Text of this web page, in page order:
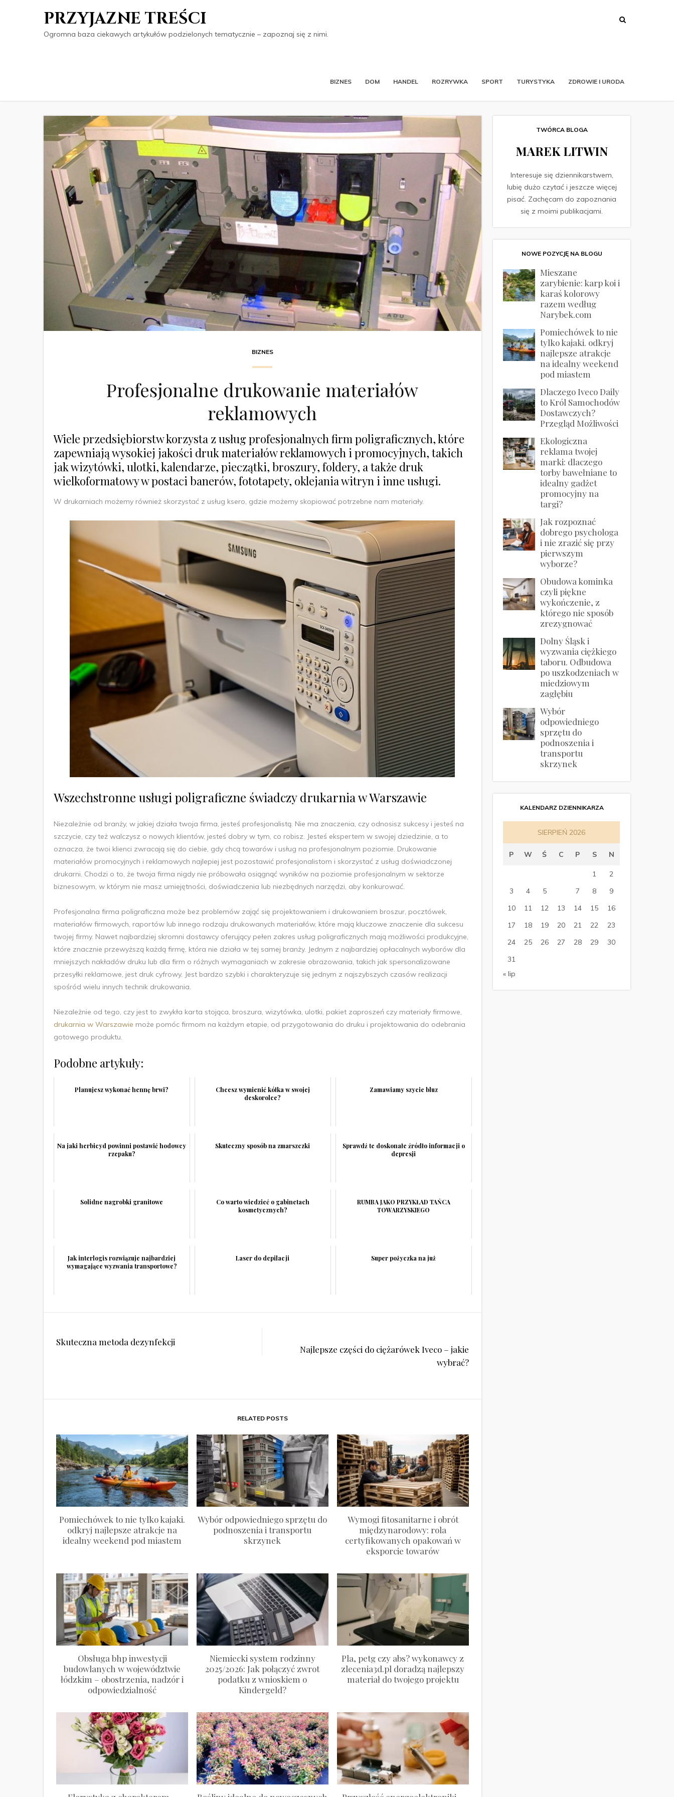
PRZYJAZNE TREŚCI
Ogromna baza ciekawych artykułów podzielonych tematycznie – zapoznaj się z nimi.
BIZNES DOM HANDEL ROZRYWKA SPORT TURYSTYKA ZDROWIE I URODA
BIZNES
Profesjonalne drukowanie materiałów
reklamowych
Wiele przedsiębiorstw korzysta z usług profesjonalnych firm poligraficznych, które
zapewniają wysokiej jakości druk materiałów reklamowych i promocyjnych, takich
jak wizytówki, ulotki, kalendarze, pieczątki, broszury, foldery, a także druk
wielkoformatowy w postaci banerów, fototapety, oklejania witryn i inne usługi.
W drukarniach możemy również skorzystać z usług ksero, gdzie możemy skopiować potrzebne nam materiały.
Wszechstronne usługi poligraficzne świadczy drukarnia w Warszawie
Niezależnie od branży, w jakiej działa twoja firma, jesteś profesjonalistą. Nie ma znaczenia, czy odnosisz sukcesy i jesteś na
szczycie, czy też walczysz o nowych klientów, jesteś dobry w tym, co robisz. Jesteś ekspertem w swojej dziedzinie, a to
oznacza, że twoi klienci zwracają się do ciebie, gdy chcą towarów i usług na profesjonalnym poziomie. Drukowanie
materiałów promocyjnych i reklamowych najlepiej jest pozostawić profesjonalistom i skorzystać z usług doświadczonej
drukarni. Chodzi o to, że twoja firma nigdy nie próbowała osiągnąć wyników na poziomie profesjonalnym w sektorze
biznesowym, w którym nie masz umiejętności, doświadczenia lub niezbędnych narzędzi, aby konkurować.
Profesjonalna firma poligraficzna może bez problemów zająć się projektowaniem i drukowaniem broszur, pocztówek,
materiałów firmowych, raportów lub innego rodzaju drukowanych materiałów, które mają kluczowe znaczenie dla sukcesu
twojej firmy. Nawet najbardziej skromni dostawcy oferujący pełen zakres usług poligraficznych mają możliwości produkcyjne,
które znacznie przewyższą każdą firmę, która nie działa w tej samej branży. Jednym z najbardziej opłacalnych wyborów dla
mniejszych nakładów druku lub dla firm o różnych wymaganiach w zakresie obrazowania, takich jak spersonalizowane
przesyłki reklamowe, jest druk cyfrowy. Jest bardzo szybki i charakteryzuje się jednym z najszybszych czasów realizacji
spośród wielu innych technik drukowania.
Niezależnie od tego, czy jest to zwykła karta stojąca, broszura, wizytówka, ulotki, pakiet zaproszeń czy materiały firmowe,
drukarnia w Warszawie może pomóc firmom na każdym etapie, od przygotowania do druku i projektowania do odebrania
gotowego produktu.
Podobne artykuły:
Planujesz wykonać hennę brwi?
Chcesz wymienić kółka w swojej
deskorolce?
Zamawiamy szycie bluz
Na jaki herbicyd powinni postawić hodowcy
rzepaku?
Skuteczny sposób na zmarszczki
Sprawdź te doskonałe źródło informacji o
depresji
Solidne nagrobki granitowe
Co warto wiedzieć o gabinetach
kosmetycznych?
RUMBA JAKO PRZYKŁAD TAŃCA
TOWARZYSKIEGO
Jak interlogis rozwiązuje najbardziej
wymagające wyzwania transportowe?
Laser do depilacji Super pożyczka na już
Nawigacja
wpisu
Skuteczna metoda dezynfekcji
Najlepsze części do ciężarówek Iveco – jakie
wybrać?
RELATED POSTS
Pomiechówek to nie tylko kajaki.
odkryj najlepsze atrakcje na
idealny weekend pod miastem
Wybór odpowiedniego sprzętu do
podnoszenia i transportu
skrzynek
Wymogi fitosanitarne i obrót
międzynarodowy: rola
certyfikowanych opakowań w
eksporcie towarów
Obsługa bhp inwestycji
budowlanych w województwie
łódzkim – obostrzenia, nadzór i
odpowiedzialność
Niemiecki system rodzinny
2025/2026: Jak połączyć zwrot
podatku z wnioskiem o
Kindergeld?
Pla, petg czy abs? wykonawcy z
zlecenia3d.pl doradzą najlepszy
materiał do twojego projektu
TWÓRCA BLOGA
MAREK LITWIN
Interesuje się dziennikarstwem,
lubię dużo czytać i jeszcze więcej
pisać. Zachęcam do zapoznania
się z moimi publikacjami.
NOWE POZYCJĘ NA BLOGU
Mieszane
zarybienie: karp koi i
karaś kolorowy
razem według
Narybek.com
Pomiechówek to nie
tylko kajaki. odkryj
najlepsze atrakcje
na idealny weekend
pod miastem
Dlaczego Iveco Daily
to Król Samochodów
Dostawczych?
Przegląd Możliwości
Ekologiczna
reklama twojej
marki: dlaczego
torby bawełniane to
idealny gadżet
promocyjny na
targi?
Jak rozpoznać
dobrego psychologa
i nie zrazić się przy
pierwszym
wyborze?
Obudowa kominka
czyli piękne
wykończenie, z
którego nie sposób
zrezygnować
Dolny Śląsk i
wyzwania ciężkiego
taboru. Odbudowa
po uszkodzeniach w
miedziowym
zagłębiu
Wybór
odpowiedniego
sprzętu do
podnoszenia i
transportu
skrzynek
KALENDARZ DZIENNIKARZA
SIERPIEŃ 2026
P W Ś C P S N
1
2
3
4 5 7 8
9
10
11 12 13 14 15
16
17
18 19 20 21 22
23
24
25 26 27 28 29
30
31
« lip